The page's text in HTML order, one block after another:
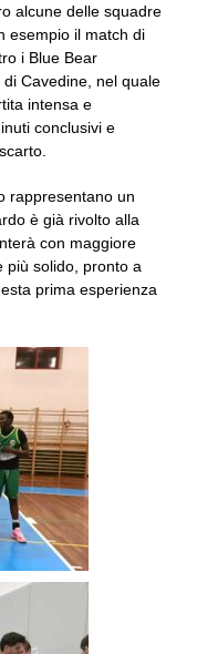
alcune delle squadre
esempio il match di
i Blue Bear
Cavedine, nel quale
intensa e
conclusivi e
rappresentano un
è già rivolto alla
con maggiore
più solido, pronto a
prima esperienza